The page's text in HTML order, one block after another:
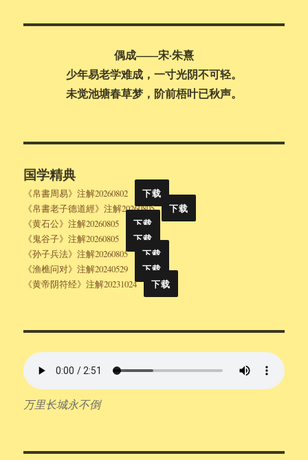
偶成——宋·朱熹
少年易老学难成，一寸光阴不可轻。
未觉池塘春草梦，阶前梧叶已秋声。
国学精典
《帛書周易》注解20260802
下载
《帛書老子德道經》注解20260805
下载
《黄石公》注解20260805
下载
《鬼谷子》注解20260805
下载
《孙子兵法》注解20260805
下载
《渔樵问对》注解20240529
下载
《黄帝阴符经》注解20231024
下载
万里长城永不倒